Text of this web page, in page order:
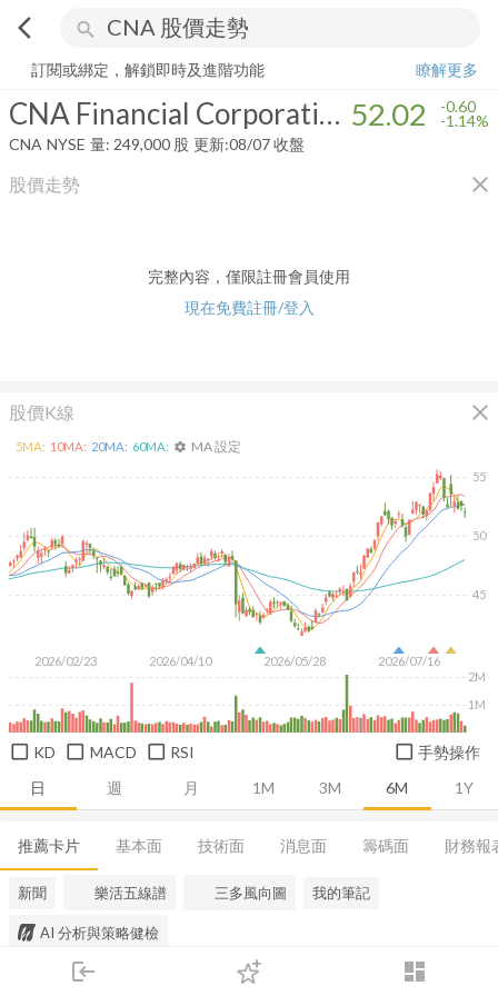
arrow_back_ios search
login dashboard
下單
CNA Financial Corporation 52.02-1.14%
訂閱或綁定，解鎖即時及進階功能
瞭解更多
CNA Financial Corporation 52.02 -0.60
-1.14%
CNA NYSE 量: 249,000 股 更新:08/07 收盤
股價走勢 close
完整內容，僅限註冊會員使用
現在免費註冊/登入
股價K線 close
日 週 月 1M 3M 6M 1Y
2026/02/23 2026/04/10 2026/05/28 2026/07/16
45
50
55
1M
2M
5MA: 10MA: 20MA: 60MA: settings MA 設定
KD MACD RSI 手勢操作
推薦卡片 基本面 技術面 消息面 籌碼面 財務報
新聞 樂活五線譜 三多風向圖 我的筆記
AI 分析與策略健檢